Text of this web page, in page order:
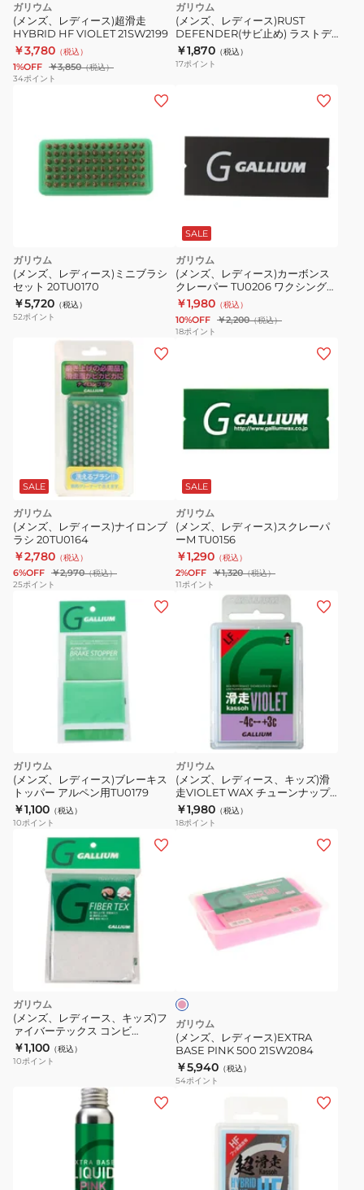
ガリウム
(メンズ、レディース)超滑走
HYBRID HF VIOLET 21SW2199
￥3,780 （税込）
1%OFF ￥3,850（税込）
34ポイント
ガリウム
(メンズ、レディース)RUST
DEFENDER(サビ止め) ラストデ
ィフェンダー TU0095 チューンナ
ップ メンテナンス
￥1,870 （税込）
17ポイント
ガリウム
(メンズ、レディース)ミニブラシ
セット 20TU0170
￥5,720 （税込）
52ポイント
SALE
ガリウム
(メンズ、レディース)カーボンス
クレーパー TU0206 ワクシング
ワックス WAX チューンナップ メ
ンテナンス
￥1,980 （税込）
10%OFF ￥2,200（税込）
18ポイント
SALE
ガリウム
(メンズ、レディース)ナイロンブ
ラシ 20TU0164
￥2,780 （税込）
6%OFF ￥2,970（税込）
25ポイント
SALE
ガリウム
(メンズ、レディース)スクレーパ
ーM TU0156
￥1,290 （税込）
2%OFF ￥1,320（税込）
11ポイント
ガリウム
(メンズ、レディース)ブレーキス
トッパー アルペン用TU0179
￥1,100 （税込）
10ポイント
ガリウム
(メンズ、レディース、キッズ)滑
走VIOLET WAX チューンナップ
メンテナンス ワックス 固形
SW2125
￥1,980 （税込）
18ポイント
ガリウム
(メンズ、レディース、キッズ)フ
ァイバーテックス コンビ
20TU0015
￥1,100 （税込）
10ポイント
BASE
PINK
500
21SW2084
ク
ガリウム
(メンズ、レディース)EXTRA
BASE PINK 500 21SW2084
￥5,940 （税込）
54ポイント